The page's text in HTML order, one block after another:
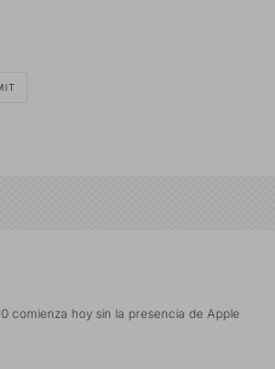
comienza hoy sin la presencia de Apple